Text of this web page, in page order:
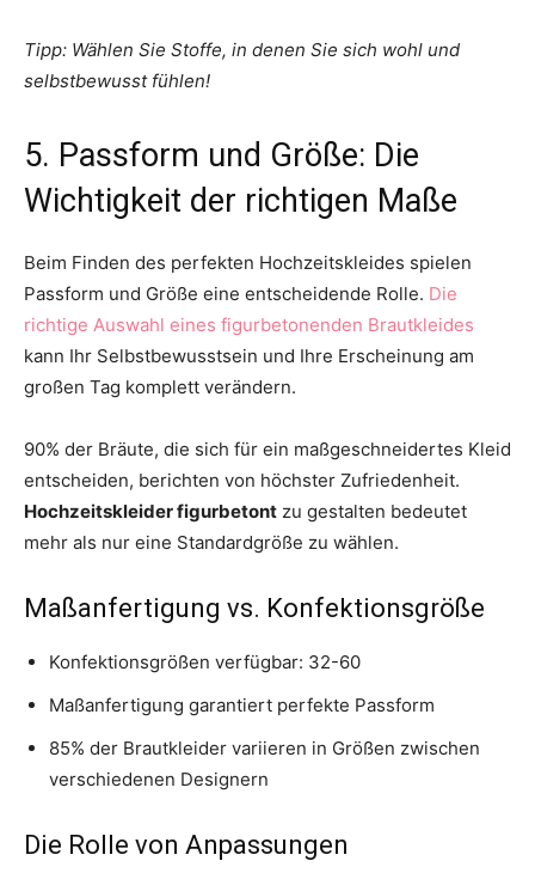
Tipp: Wählen Sie Stoffe, in denen Sie sich wohl und
selbstbewusst fühlen!
5. Passform und Größe: Die
Wichtigkeit der richtigen Maße
Beim Finden des perfekten Hochzeitskleides spielen
Passform und Größe eine entscheidende Rolle. Die
richtige Auswahl eines figurbetonenden Brautkleides
kann Ihr Selbstbewusstsein und Ihre Erscheinung am
großen Tag komplett verändern.
90% der Bräute, die sich für ein maßgeschneidertes Kleid
entscheiden, berichten von höchster Zufriedenheit.
Hochzeitskleider figurbetont zu gestalten bedeutet
mehr als nur eine Standardgröße zu wählen.
Maßanfertigung vs. Konfektionsgröße
Konfektionsgrößen verfügbar: 32-60
Maßanfertigung garantiert perfekte Passform
85% der Brautkleider variieren in Größen zwischen
verschiedenen Designern
Die Rolle von Anpassungen